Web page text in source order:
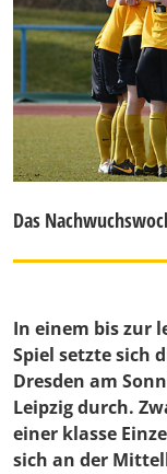
Das
In einem bis zur
Spiel setzte sich
Dresden am
Leipzig durch.
einer klasse
sich an der